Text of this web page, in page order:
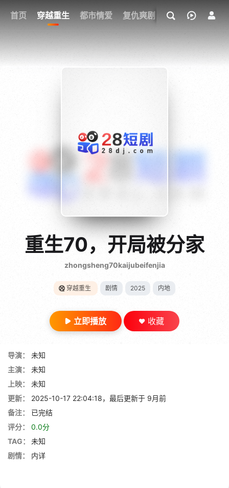
首页 穿越重生 都市情爱 复仇爽剧 玄幻武侠 奇幻
我的观影记录
{if condition="$obj.vod_points
28短剧
重生70，开局被分家
zhongsheng70kaijubeifenjia
穿越重生 剧情 2025 内地
立即播放 收藏
导演：
未知
主演：
未知
上映：
未知
更新：
2025-10-17 22:04:18，最后更新于 9月前
备注：
已完结
评分：
0.0分
TAG：
未知
剧情：
内详